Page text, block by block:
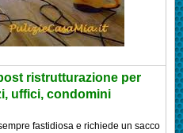
ristrutturazione per
uffici, condomini
fastidiosa e richiede un sacco